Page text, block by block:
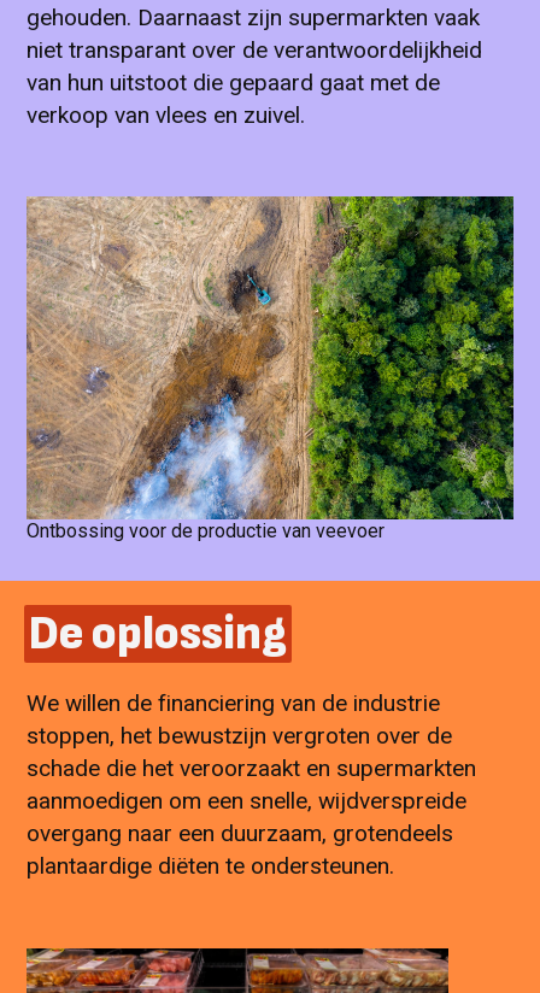
gehouden. Daarnaast zijn supermarkten vaak
niet transparant over de verantwoordelijkheid
van hun uitstoot die gepaard gaat met de
verkoop van vlees en zuivel.
Ontbossing voor de productie van veevoer
De oplossing
We willen de financiering van de industrie
stoppen, het bewustzijn vergroten over de
schade die het veroorzaakt en supermarkten
aanmoedigen om een snelle, wijdverspreide
overgang naar een duurzaam, grotendeels
plantaardige diëten te ondersteunen.